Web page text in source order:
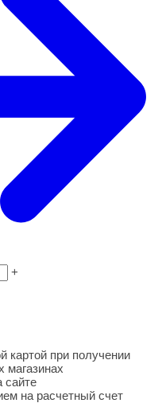
+
картой при получении
магазинах
сайте
на расчетный счет